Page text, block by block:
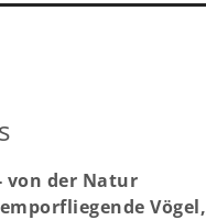
von der Natur
Vögel,